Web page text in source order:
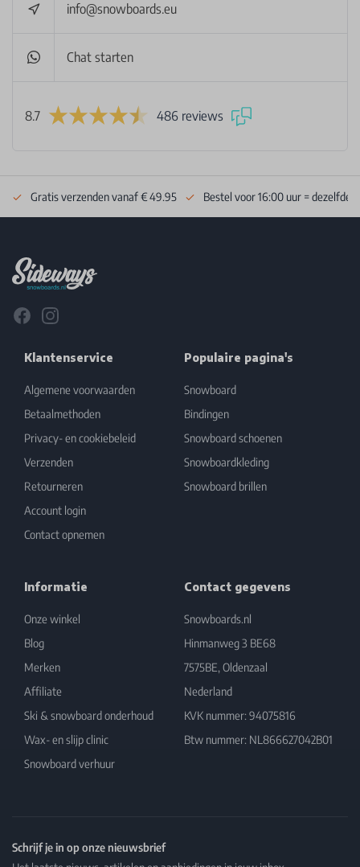
info@snowboards.eu
Chat starten
8.7 486 reviews
Gratis verzenden vanaf € 49.95 Bestel voor 16:00 uur = dezelfde
FacebookInstagram
Klantenservice
Algemene voorwaarden
Betaalmethoden
Privacy- en cookiebeleid
Verzenden
Retourneren
Account login
Contact opnemen
Populaire pagina's
Snowboard
Bindingen
Snowboard schoenen
Snowboardkleding
Snowboard brillen
Informatie
Onze winkel
Blog
Merken
Affiliate
Ski & snowboard onderhoud
Wax- en slijp clinic
Snowboard verhuur
Contact gegevens
Snowboards.nl
Hinmanweg 3 BE68
7575BE, Oldenzaal
Nederland
KVK nummer: 94075816
Btw nummer: NL866627042B01
Schrijf je in op onze nieuwsbrief